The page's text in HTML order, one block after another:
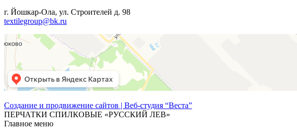
г. Йошкар-Ола, ул. Строителей д. 98
textilegroup@bk.ru
Создание и продвижение сайтов | Веб-студия “Веста”
ПЕРЧАТКИ СПИЛКОВЫЕ «РУССКИЙ ЛЕВ»
Главное меню